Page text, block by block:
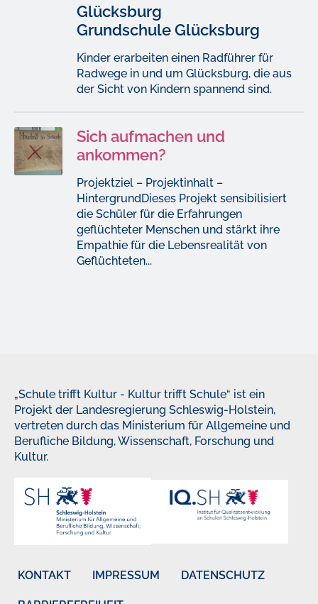
Glücksburg
Grundschule Glücksburg
Kinder erarbeiten einen Radführer für
Radwege in und um Glücksburg, die aus
der Sicht von Kindern spannend sind.
Sich aufmachen und
ankommen?
Projektziel – Projektinhalt –
HintergrundDieses Projekt sensibilisiert
die Schüler für die Erfahrungen
geflüchteter Menschen und stärkt ihre
Empathie für die Lebensrealität von
Geflüchteten...
„Schule trifft Kultur - Kultur trifft Schule“ ist ein
Projekt der Landesregierung Schleswig-Holstein,
vertreten durch das Ministerium für Allgemeine und
Berufliche Bildung, Wissenschaft, Forschung und
Kultur.
KONTAKT IMPRESSUM DATENSCHUTZ